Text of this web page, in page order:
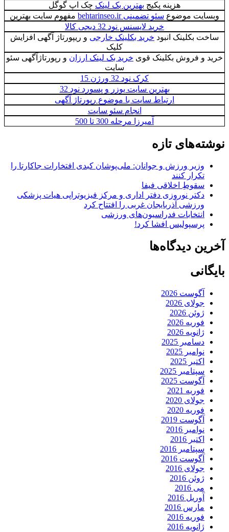
هزینه پکیج بهترین بک لینک چک اپ گوگل
وبسایت موضوع سئو تضمینی behtarinseo.ir
مفهوم سایت بهترین
خرید لایسنس نود 32 دیجی کالا
ساخت بکلینک انبود خرید بکلینک خارجی و ریپورتاژ آگهی افزایش
کلیک
خرید و فروش بکلینک قوی خرید بک لینک ارزان و رپورتاژآگهی سئو
سایت
کرک نود 32 ورژن 15
بهترین سایت یوزر و پسورد نود 32
ارتباط سایت با موضوع رپورتاژ آگهی
انجام سئو سایت
آمیرزا مرحله 300 تا 500
نوشته‌های تازه
وزیر ورزش و جوانان: ملی‌پوشان کبدی افتخارات جاکارتا را
تکرار کنند
سقوطِ اخلاقی فیفا
دکتر نوروزی دفتر اداری و مرکز فیزیوتراپی هیات پزشکی
ورزشی آذربایجان غربی را افتتاح کرد
انتخابات فدراسیون‌های ورزشی
پرسپولیس افشا کرد!
آخرین دیدگاه‌ها
بایگانی
آگوست 2026
جولای 2026
ژوئن 2026
فوریه 2026
ژانویه 2026
دسامبر 2025
نوامبر 2025
اکتبر 2025
سپتامبر 2025
آگوست 2025
فوریه 2021
جولای 2020
فوریه 2020
آگوست 2019
نوامبر 2016
اکتبر 2016
سپتامبر 2016
آگوست 2016
جولای 2016
ژوئن 2016
می 2016
آوریل 2016
مارس 2016
فوریه 2016
ژانویه 2016